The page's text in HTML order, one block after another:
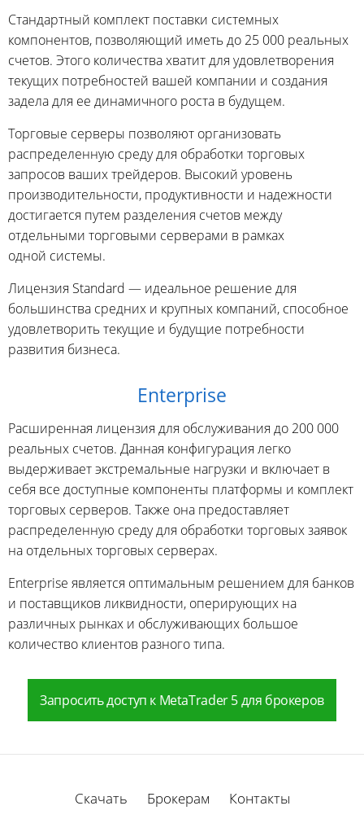
Стандартный комплект поставки системных
компонентов, позволяющий иметь до 25 000 реальных
счетов. Этого количества хватит для удовлетворения
текущих потребностей вашей компании и создания
задела для ее динамичного роста в будущем.
Торговые серверы позволяют организовать
распределенную среду для обработки торговых
запросов ваших трейдеров. Высокий уровень
производительности, продуктивности и надежности
достигается путем разделения счетов между
отдельными торговыми серверами в рамках
одной системы.
Лицензия Standard — идеальное решение для
большинства средних и крупных компаний, способное
удовлетворить текущие и будущие потребности
развития бизнеса.
Enterprise
Расширенная лицензия для обслуживания до 200 000
реальных счетов. Данная конфигурация легко
выдерживает экстремальные нагрузки и включает в
себя все доступные компоненты платформы и комплект
торговых серверов. Также она предоставляет
распределенную среду для обработки торговых заявок
на отдельных торговых серверах.
Enterprise является оптимальным решением для банков
и поставщиков ликвидности, оперирующих на
различных рынках и обслуживающих большое
количество клиентов разного типа.
Запросить доступ к MetaTrader 5 для брокеров
Скачать Брокерам Контакты